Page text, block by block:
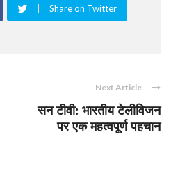
Share on Twitter
Next Article
सन टीवी: भारतीय टेलीविजन
पर एक महत्वपूर्ण पहचान